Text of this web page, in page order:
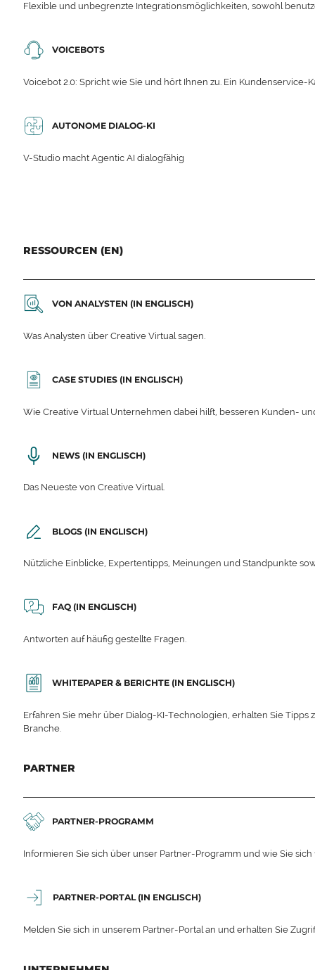
Flexible und unbegrenzte Integrationsmöglichkeiten, sowohl
VOICEBOTS
Voicebot 2.0: Spricht wie Sie und hört Ihnen zu. Ein Kundenservice-
AUTONOME DIALOG-KI
V-Studio macht Agentic AI dialogfähig
RESSOURCEN (EN)
VON ANALYSTEN (IN ENGLISCH)
Was Analysten über Creative Virtual sagen.
CASE STUDIES (IN ENGLISCH)
Wie Creative Virtual Unternehmen dabei hilft, besseren Kunden-
NEWS (IN ENGLISCH)
Das Neueste von Creative Virtual.
BLOGS (IN ENGLISCH)
Nützliche Einblicke, Expertentipps, Meinungen und Standpunkte
FAQ (IN ENGLISCH)
Antworten auf häufig gestellte Fragen.
WHITEPAPER & BERICHTE (IN ENGLISCH)
Erfahren Sie mehr über Dialog-KI-Technologien, erhalten Sie
Branche.
PARTNER
PARTNER-PROGRAMM
Informieren Sie sich über unser Partner-Programm und wie Sie
PARTNER-PORTAL (IN ENGLISCH)
Melden Sie sich in unserem Partner-Portal an und erhalten Sie